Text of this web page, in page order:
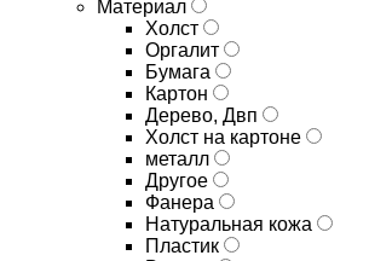
Материал
Холст
Оргалит
Бумага
Картон
Дерево, Двп
Холст на картоне
металл
Другое
Фанера
Натуральная кожа
Пластик